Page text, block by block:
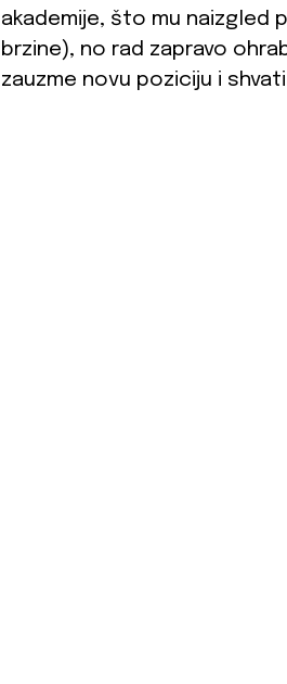
akademije, što mu naizgled
brzine), no rad zapravo
zauzme novu poziciju i